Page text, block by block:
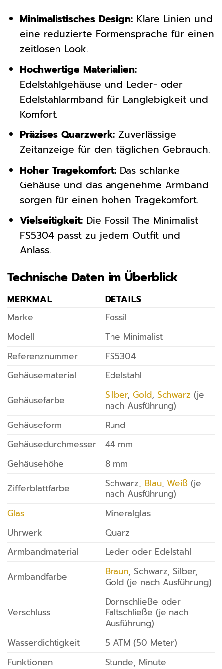
Minimalistisches Design:Klare Linien und
eine reduzierte Formensprache für einen
zeitlosen Look.
Hochwertige Materialien:
Edelstahlgehäuse und Leder- oder
Edelstahlarmband für Langlebigkeit und
Komfort.
Präzises Quarzwerk:Zuverlässige
Zeitanzeige für den täglichen Gebrauch.
Hoher Tragekomfort:Das schlanke
Gehäuse und das angenehme Armband
sorgen für einen hohen Tragekomfort.
Vielseitigkeit:Die Fossil The Minimalist
FS5304 passt zu jedem Outfit und
Anlass.
Technische Daten im Überblick
MERKMAL
DETAILS
Marke
Fossil
Modell
The Minimalist
Referenznummer
FS5304
Gehäusematerial
Edelstahl
Gehäusefarbe
Silber, Gold, Schwarz (je
nach Ausführung)
Gehäuseform
Rund
Gehäusedurchmesser
44 mm
Gehäusehöhe
8 mm
Zifferblattfarbe
Schwarz, Blau, Weiß(je
nach Ausführung)
Glas
Mineralglas
Uhrwerk
Quarz
Armbandmaterial
Leder oder Edelstahl
Armbandfarbe
Braun, Schwarz, Silber,
Gold (je nach Ausführung)
Verschluss
Dornschließe oder
Faltschließe (je nach
Ausführung)
Wasserdichtigkeit
5 ATM (50 Meter)
Funktionen
Stunde, Minute